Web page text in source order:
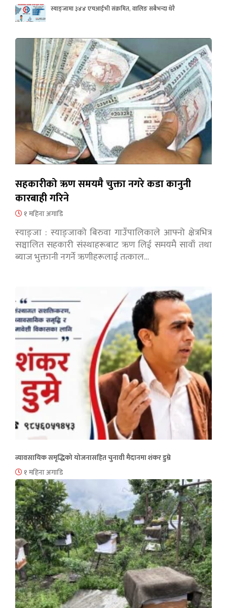
स्याङ्जामा ३४४ एचआईभी संक्रमित, वालिङ सबैभन्दा धेरै
सहकारीको ऋण समयमै चुक्ता नगरे कडा कानुनी
कारबाही गरिने
१ महिना अगाडि
स्याङ्जा : स्याङ्जाको बिरुवा गाउँपालिकाले आफ्नो क्षेत्रभित्र
सञ्चालित सहकारी संस्थाहरूबाट ऋण लिई समयमै सावाँ तथा
ब्याज भुक्तानी नगर्ने ऋणीहरूलाई तत्काल…
व्यावसायिक समृद्धिको योजनासहित चुनावी मैदानमा शंकर डुम्रे
१ महिना अगाडि